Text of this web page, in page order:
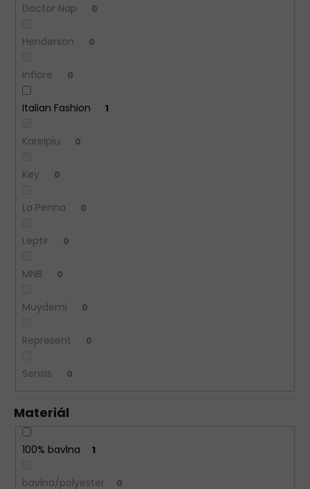
Doctor Nap 0
Henderson 0
Infiore 0
Italian Fashion 1
Karelpiu 0
Key 0
La Penna 0
Leptir 0
MNB 0
Muydemi 0
Represent 0
Sensis 0
Materiál
100% bavlna 1
bavlna/polyester 0